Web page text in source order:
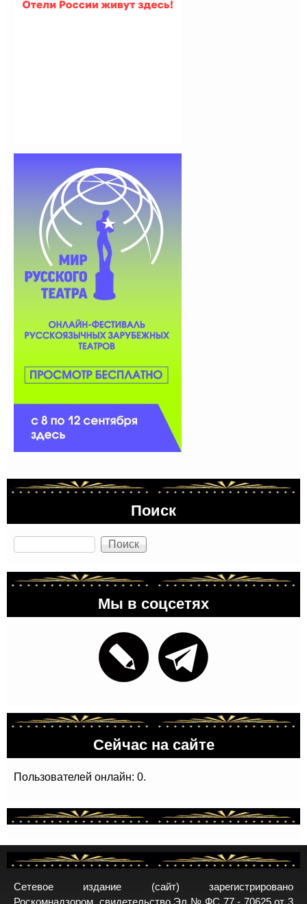
Поиск
Поиск
Мы в соцсетях
Сейчас на сайте
Пользователей онлайн: 0.
Сетевое издание (сайт) зарегистрировано
Роскомнадзором, свидетельство Эл № ФС 77 - 70625 от 3